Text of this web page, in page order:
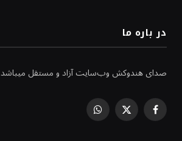
در باره ما
صدای هندوکش وب‌سایت آزاد و مستقل میباشد
Facebook
X
WhatsApp